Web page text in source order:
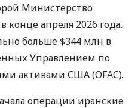
Министерство
апреля 2026 года.
больше $344 млн в
Управлением по
активами США (OFAC).
операции иранские